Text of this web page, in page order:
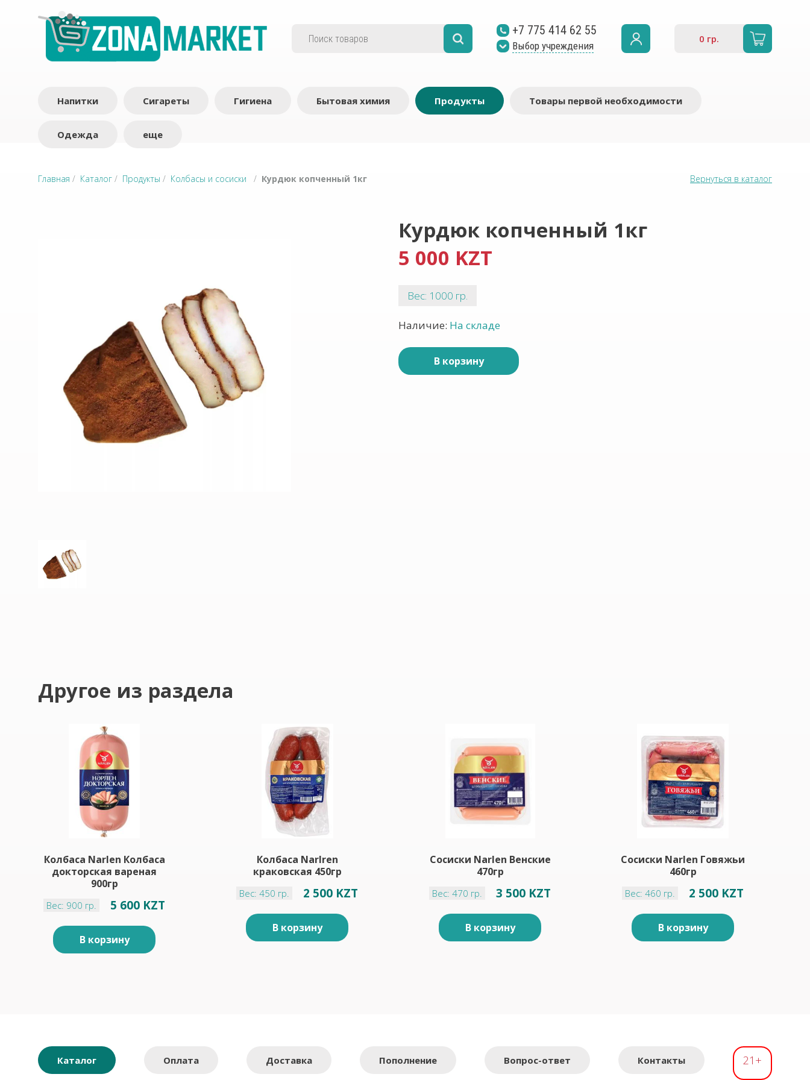
+7 775 414 62 55
Выбор учреждения
0 гр.
Напитки Сигареты Гигиена Бытовая химия Продукты Товары первой необходимости
Одежда еще
Главная / Каталог / Продукты / Колбасы и сосиски / Курдюк копченный 1кг Вернуться в каталог
Курдюк копченный 1кг
5 000 KZT
Вес: 1000 гр.
Наличие: На складе
В корзину
Другое из раздела
Колбаса Narlen Колбаса
докторская вареная
900гр
Вес: 900 гр. 5 600 KZT
В корзину
Колбаса Narlren
краковская 450гр
Вес: 450 гр. 2 500 KZT
В корзину
Сосиски Narlen Венские
470гр
Вес: 470 гр. 3 500 KZT
В корзину
Сосиски Narlen Говяжьи
460гр
Вес: 460 гр. 2 500 KZT
В корзину
Каталог Оплата Доставка Пополнение Вопрос-ответ Контакты 21+